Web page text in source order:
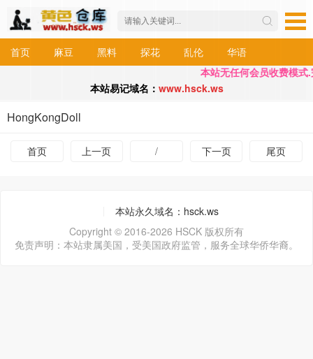
首页 麻豆 黑料 探花 乱伦
华语
本站无任何会员收费模式
本站易记域名： www.hsck.ws
HongKongDoll
首页 上一页 / 下一页 尾页
本站永久域名：hsck.ws
Copyright © 2016-2026 HSCK 版权所有
免责声明：本站隶属美国，受美国政府监管，服务全球华侨华裔。